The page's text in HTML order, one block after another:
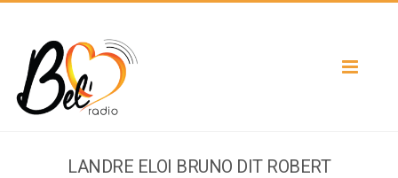
Toggle
LANDRE ELOI BRUNO DIT ROBERT